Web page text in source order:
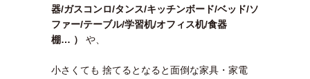
器/ガスコンロ/タンス/キッチンボード/ベッド/ソ
ファー/テーブル/学習机/オフィス机/食器
棚… ） や、
小さくても 捨てるとなると面倒な家具・家電